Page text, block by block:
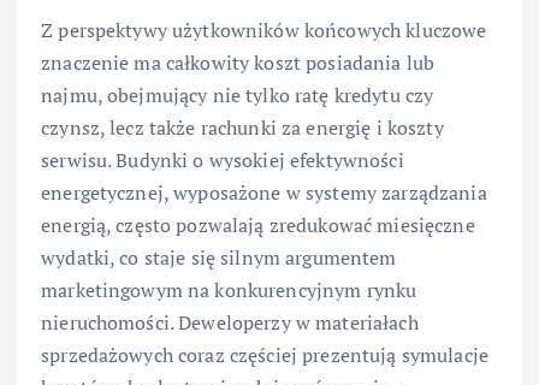
Z perspektywy użytkowników końcowych kluczowe
znaczenie ma całkowity koszt posiadania lub
najmu, obejmujący nie tylko ratę kredytu czy
czynsz, lecz także rachunki za energię i koszty
serwisu. Budynki o wysokiej efektywności
energetycznej, wyposażone w systemy zarządzania
energią, często pozwalają zredukować miesięczne
wydatki, co staje się silnym argumentem
marketingowym na konkurencyjnym rynku
nieruchomości. Deweloperzy w materiałach
sprzedażowych coraz częściej prezentują symulacje